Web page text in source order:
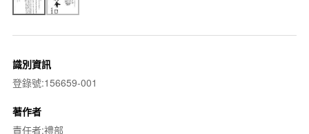
識別資訊
登錄號:156659-001
著作者
責任者:禮部